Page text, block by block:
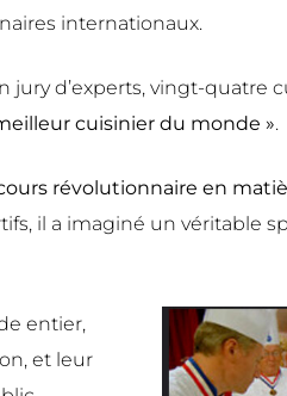
internationaux.
jury d’experts, vingt-
cuisinier du monde ».
révolutionnaire en
il a imaginé un véritable
entier,
et leur